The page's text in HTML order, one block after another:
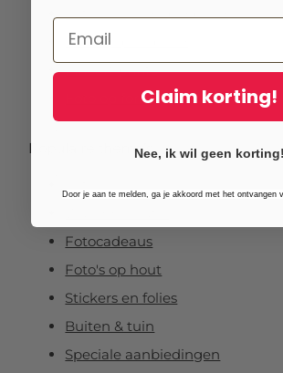
Foto verlijmd op dibond
Foto op plexibond
Fineart prints
Foto op forex
Populaire thema’s
Fotocadeaus
Foto's op hout
Stickers en folies
Buiten & tuin
Speciale aanbiedingen
Claim korting!
Nee, ik wil geen korting!
Door je aan te melden, ga je akkoord met het ontvangen